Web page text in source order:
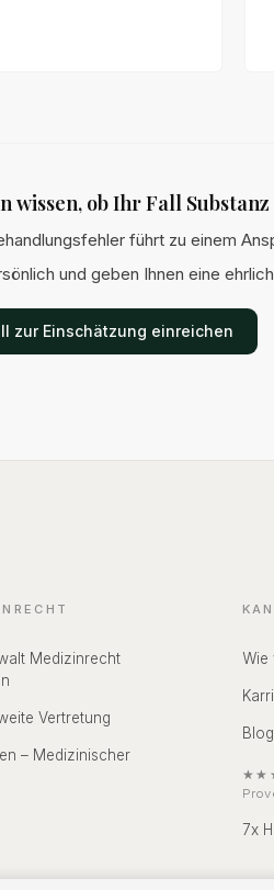
wissen, ob Ihr Fall
führt zu einem
und geben Ihnen eine
zur Einschätzung einreichen
Medizinrecht
Vertretung
– Medizinischer
Wie
Blog
7x